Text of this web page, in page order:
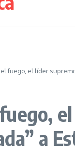
fuego, el líder
a